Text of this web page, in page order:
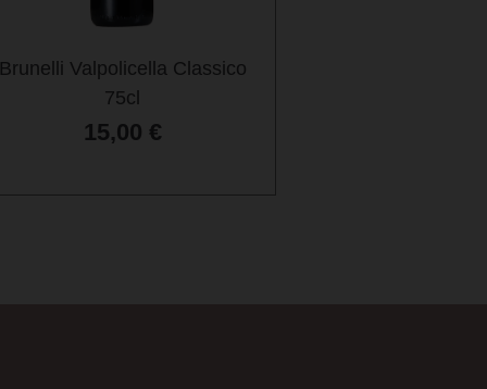
Brunelli Valpolicella Classico
75cl
15,00 €